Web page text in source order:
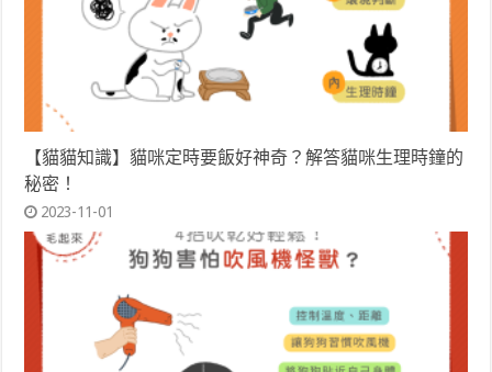
【貓貓知識】貓咪定時要飯好神奇？解答貓咪生理時鐘的
秘密！
2023-11-01